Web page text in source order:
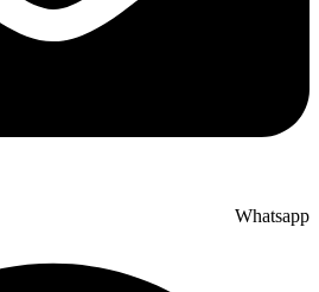
Whatsapp